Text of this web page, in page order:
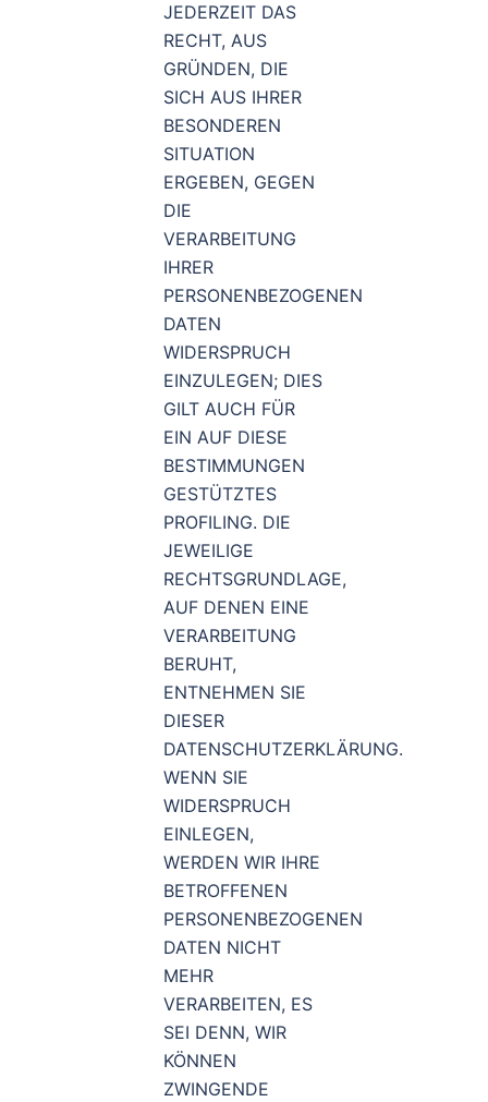
JEDERZEIT DAS
RECHT, AUS
GRÜNDEN, DIE
SICH AUS IHRER
BESONDEREN
SITUATION
ERGEBEN, GEGEN
DIE
VERARBEITUNG
IHRER
PERSONENBEZOGENEN
DATEN
WIDERSPRUCH
EINZULEGEN; DIES
GILT AUCH FÜR
EIN AUF DIESE
BESTIMMUNGEN
GESTÜTZTES
PROFILING. DIE
JEWEILIGE
RECHTSGRUNDLAGE,
AUF DENEN EINE
VERARBEITUNG
BERUHT,
ENTNEHMEN SIE
DIESER
DATENSCHUTZERKLÄRUNG.
WENN SIE
WIDERSPRUCH
EINLEGEN,
WERDEN WIR IHRE
BETROFFENEN
PERSONENBEZOGENEN
DATEN NICHT
MEHR
VERARBEITEN, ES
SEI DENN, WIR
KÖNNEN
ZWINGENDE